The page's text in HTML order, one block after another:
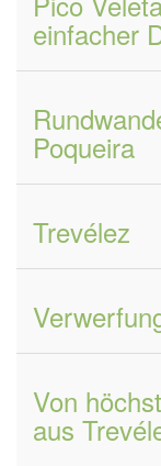
einfacher
Poqueira
Trevélez
Von
aus